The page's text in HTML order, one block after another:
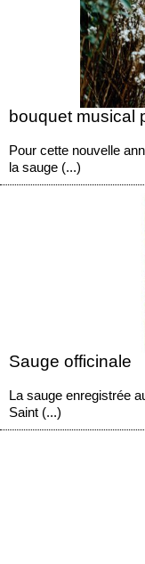
bouquet musical
Pour cette nouvelle
la sauge (...)
Sauge officinale
La sauge enregistrée
Saint (...)